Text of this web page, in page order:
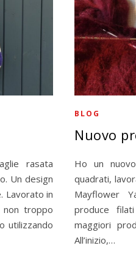
rasata
Un design
Lavorato in
troppo
utilizzando
BLOG
Nuovo
Ho un
quadrati,
Mayflower
produce
maggiori
All’inizio,…